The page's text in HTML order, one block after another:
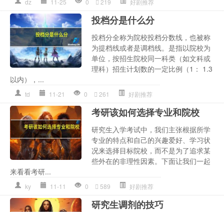
dz 11-25 0 219 好剧推荐
投档分是什么分
投档分全称为院校投档分数线，也被称
为提档线或者是调档线。是指以院校为
单位，按招生院校同一科类（如文科或
理科）招生计划数的一定比例（1： 1.3
以内），...
td 11-21 0 261 好剧推荐
考研该如何选择专业和院校
研究生入学考试中，我们主张根据所学
专业的特点和自己的兴趣爱好、学习状
况来选择目标院校，而不是为了追求某
些外在的非理性因素。下面让我们一起
来看看考研...
ky 11-11 0 589 好剧推荐
研究生调剂的技巧